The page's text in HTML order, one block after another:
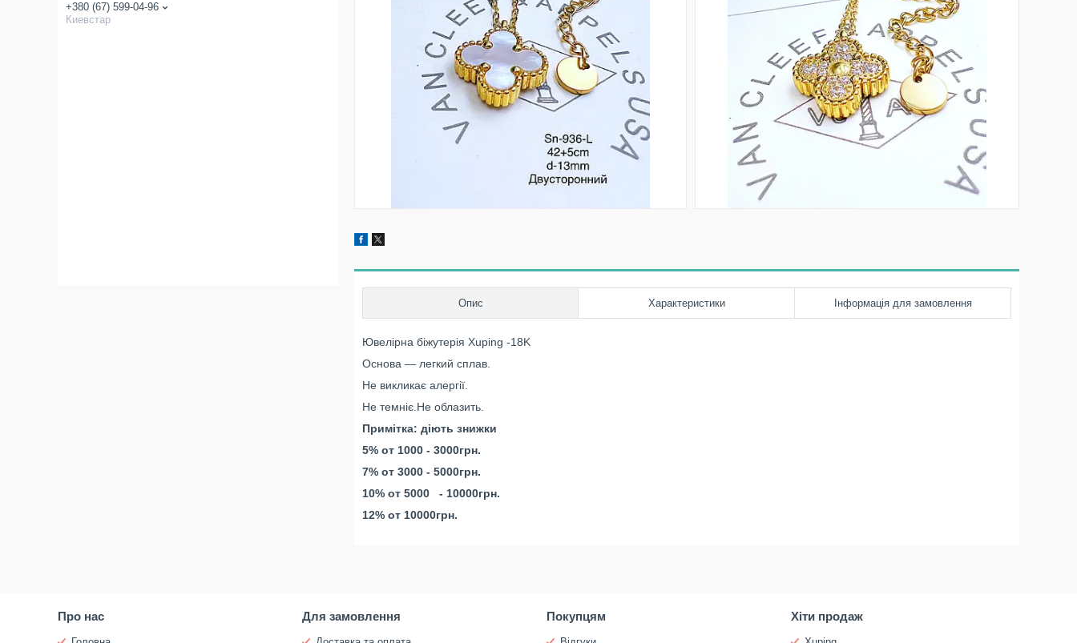
Опис Характеристики Інформація для замовлення
Ювелірна біжутерія Xuping -18K
Основа — легкий сплав.
Не викликає алергії.
Не темніє.Не облазить.
Примітка: діють знижки
5% от 1000 - 3000грн.
7% от 3000 - 5000грн.
10% от 5000 - 10000грн.
12% от 10000грн.
+380 (67) 599-04-96
Киевстар
Про нас Для замовлення Покупцям Хіти продаж